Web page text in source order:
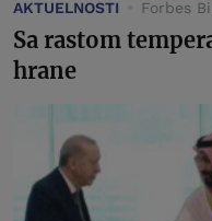
AKTUELNOSTI Forbes
Sa rastom
hrane